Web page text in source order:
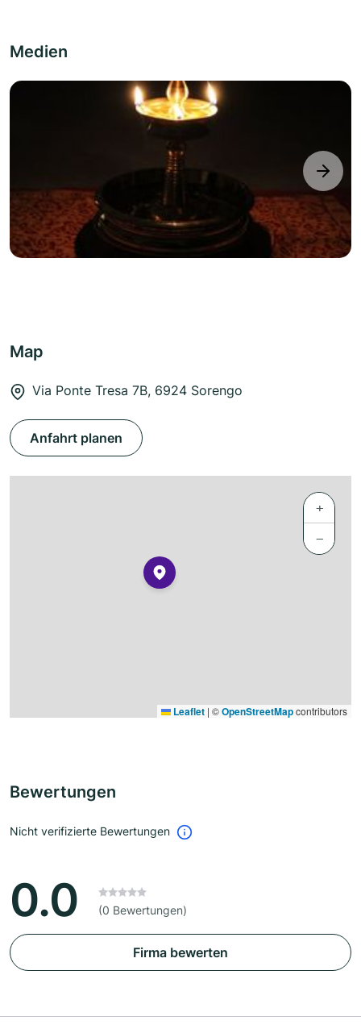
Medien
next
Map
Via Ponte Tresa 7B, 6924 Sorengo
Anfahrt planen
+
−
Leaflet | ©OpenStreetMapcontributors
Bewertungen
Nicht verifizierte Bewertungen
0.0 (0 Bewertungen)
Firma bewerten